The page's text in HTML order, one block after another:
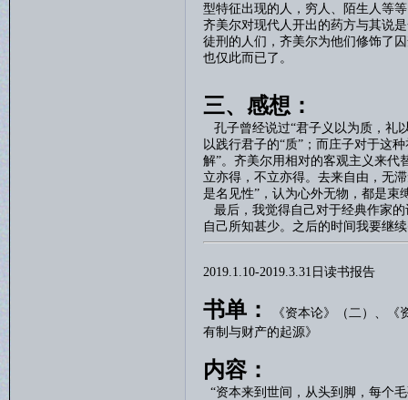
型特征出现的人，穷人、陌生人等
齐美尔对现代人开出的药方与其说
徒刑的人们，齐美尔为他们修饰了
也仅此而已了。
三、感想：
孔子曾经说过“君子义以为质，礼
以践行君子的“质”；而庄子对于这
解”。齐美尔用相对的客观主义来代
立亦得，不立亦得。去来自由，无
是名见性”，认为心外无物，都是束
最后，我觉得自己对于经典作家
自己所知甚少。之后的时间我要继
2019.1.10-2019.3.31 日读书报告
书单： 《资本论》（二）、
《
有制与财产的起源》
内容：
“资本来到世间，从头到脚，每个